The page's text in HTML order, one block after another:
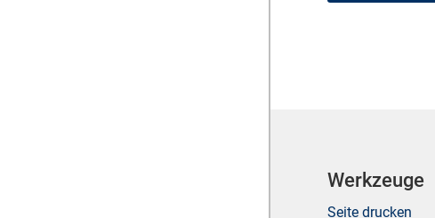
Werkzeuge
Seite drucken